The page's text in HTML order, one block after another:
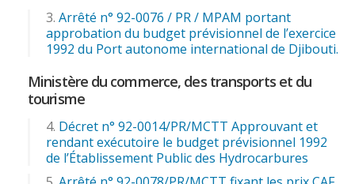
Arrêté n° 92-0076 / PR / MPAM portant
approbation du budget prévisionnel de l’exercice
1992 du Port autonome international de Djibouti.
Ministère du commerce, des transports et du
tourisme
Décret n° 92-0014/PR/MCTT Approuvant et
rendant exécutoire le budget prévisionnel 1992
de l’Établissement Public des Hydrocarbures